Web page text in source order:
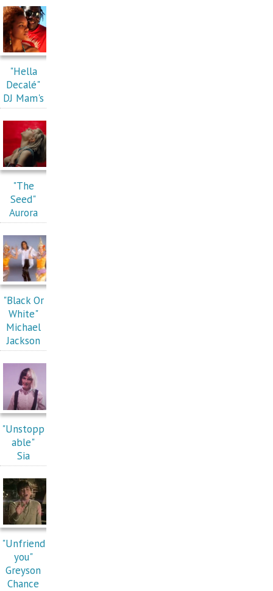
"Hella
Decalé"
DJ Mam's
"The
Seed"
Aurora
"Black Or
White"
Michael
Jackson
"Unstopp
able"
Sia
"Unfriend
you"
Greyson
Chance